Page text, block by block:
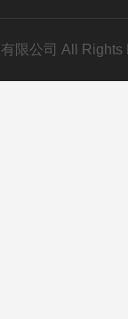
有限公司 All